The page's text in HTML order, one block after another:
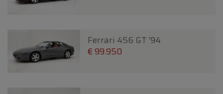
Ferrari 456 GT '94
€ 99.950